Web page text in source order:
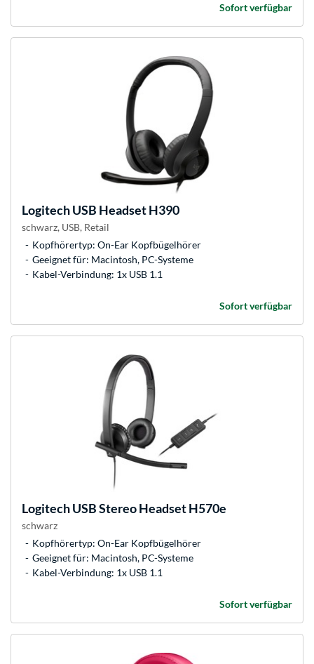
Sofort verfügbar
LogitechUSB Headset H390
schwarz, USB, Retail
Kopfhörertyp: On-Ear Kopfbügelhörer
Geeignet für: Macintosh, PC-Systeme
Kabel-Verbindung: 1x USB 1.1
Sofort verfügbar
LogitechUSB Stereo Headset H570e
schwarz
Kopfhörertyp: On-Ear Kopfbügelhörer
Geeignet für: Macintosh, PC-Systeme
Kabel-Verbindung: 1x USB 1.1
Sofort verfügbar